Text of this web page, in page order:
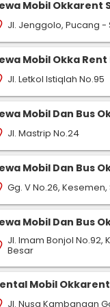
Mobil Okkarent
Jl. Jenggolo, Pucang -
Mobil Okka
Jl. Letkol Istiqlah No.95
Mobil Dan Bus
Jl. Mastrip No.24
Mobil Dan Bus
Gg. V No.26,
Mobil Dan Bus
Jl. Imam Bonjol No.92,
Besar
Mobil Okkarent
Jl. Nusa Kambangan